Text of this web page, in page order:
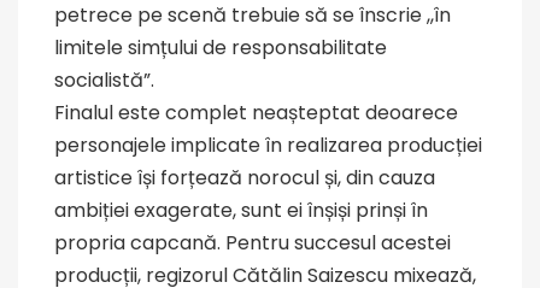
petrece pe scenă trebuie să se înscrie ,,în
limitele simțului de responsabilitate
socialistă”.
Finalul este complet neașteptat deoarece
personajele implicate în realizarea producției
artistice își forțează norocul și, din cauza
ambiției exagerate, sunt ei înșiși prinși în
propria capcană. Pentru succesul acestei
producții, regizorul Cătălin Saizescu mixează,